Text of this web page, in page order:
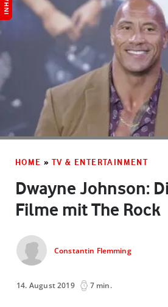
HOME » TV & ENTERTAINMENT
Dwayne Johnson:
Filme mit The Rock
Constantin Flemming
14. August 2019 7 min.